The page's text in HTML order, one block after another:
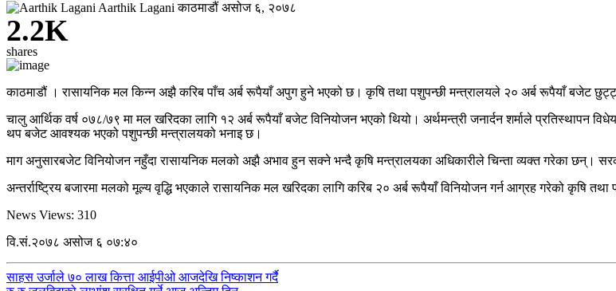
Aarthik Laganiकाठमाडौं असोज ६, २०७८
2.2K
shares
काठमाडौं । रासायनिक मल किन्न अझै करिब पाँच अर्ब रूपैयाँ अपुग हुने भएको छ। कृषि तथा पशुपन्छी मन्त्रालयले २० अर्ब रूपैयाँ बजेट
चालु आर्थिक वर्ष ०७८/७९ मा मल खरिदका लागि १२ अर्ब रूपैयाँ बजेट विनियोजन भएको थियो। अर्थमन्त्री जनार्दन शर्माले प्रतिस्थापन
थप बजेट आवश्यक भएको पशुपन्छी मन्त्रालयको भनाइ छ।
माग अनुसारबजेट विनियोजन नहुँदा रासायनिक मलको अझै अभाव हुन सक्ने भन्दै कृषि मन्त्रालयका अधिकारीले चिन्ता व्यक्त गरेका छन्।
अन्तर्राष्ट्रिय बजारमा मलको मूल्य वृद्धि भएकाले रासायनिक मल खरिदका लागि करिब २० अर्ब रूपैयाँ विनियोजन गर्न आग्रह गरेको कृषि
News Views: 310
वि.सं.२०७८ असोज ६ ०७:४०
साहस उर्जाले ७० लाख कित्ता आईपीओ आजदेखि निष्काशन गर्दै